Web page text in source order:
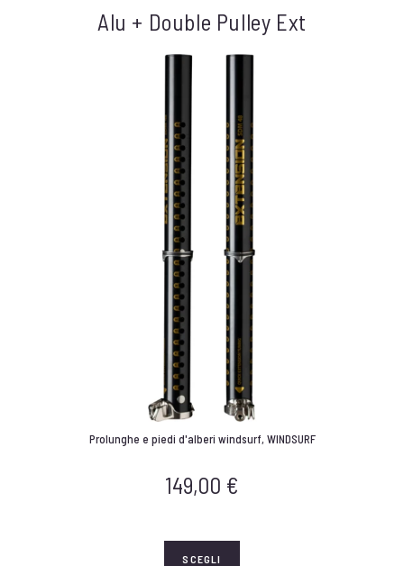
Alu + Double Pulley Ext
Prolunghe e piedi d'alberi windsurf, WINDSURF
149,00 €
SCEGLI